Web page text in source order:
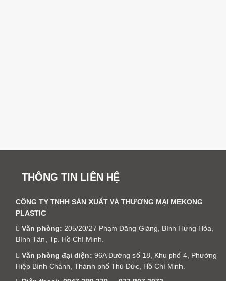
THÔNG TIN LIÊN HỆ
CÔNG TY TNHH SẢN XUẤT VÀ THƯƠNG MẠI MEKONG
PLASTIC
Văn phòng: 205/20/27 Phạm Đăng Giảng, Bình Hưng Hòa,
Bình Tân, Tp. Hồ Chí Minh.
Văn phòng đại diện: 96A Đường số 18, Khu phố 4, Phường
Hiệp Bình Chánh, Thành phố Thủ Đức, Hồ Chí Minh.